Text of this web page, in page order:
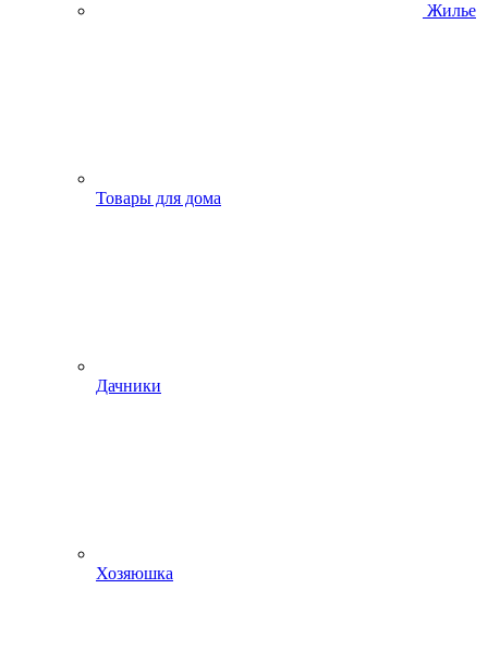
Жилье
Товары для дома
Дачники
Хозяюшка